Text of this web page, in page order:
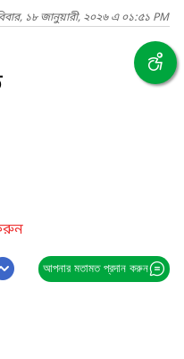
১৮ জানুয়ারী, ২০২৬ এ ০১:৫১ PM
আপনার মতামত প্রদান করুন